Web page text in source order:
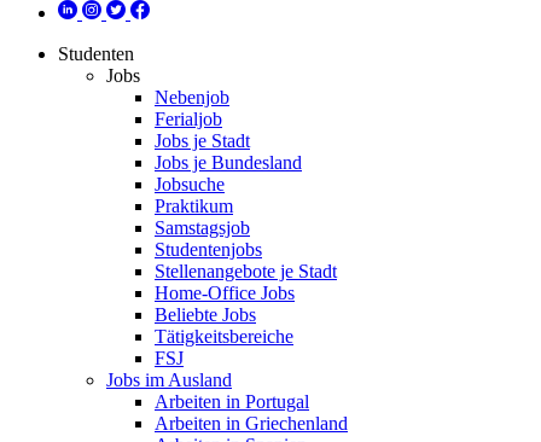
Studenten
Jobs
Nebenjob
Ferialjob
Jobs je Stadt
Jobs je Bundesland
Jobsuche
Praktikum
Samstagsjob
Studentenjobs
Stellenangebote je Stadt
Home-Office Jobs
Beliebte Jobs
Tätigkeitsbereiche
FSJ
Jobs im Ausland
Arbeiten in Portugal
Arbeiten in Griechenland